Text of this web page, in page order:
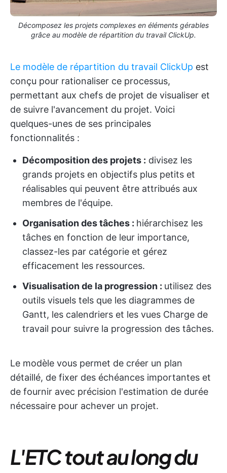
Décomposez les projets complexes en éléments gérables
grâce au modèle de répartition du travail ClickUp.
Le modèle de répartition du travail ClickUp est
conçu pour rationaliser ce processus,
permettant aux chefs de projet de visualiser et
de suivre l'avancement du projet. Voici
quelques-unes de ses principales
fonctionnalités :
Décomposition des projets : divisez les
grands projets en objectifs plus petits et
réalisables qui peuvent être attribués aux
membres de l'équipe.
Organisation des tâches : hiérarchisez les
tâches en fonction de leur importance,
classez-les par catégorie et gérez
efficacement les ressources.
Visualisation de la progression : utilisez des
outils visuels tels que les diagrammes de
Gantt, les calendriers et les vues Charge de
travail pour suivre la progression des tâches.
Le modèle vous permet de créer un plan
détaillé, de fixer des échéances importantes et
de fournir avec précision l'estimation de durée
nécessaire pour achever un projet.
L'ETC tout au long du